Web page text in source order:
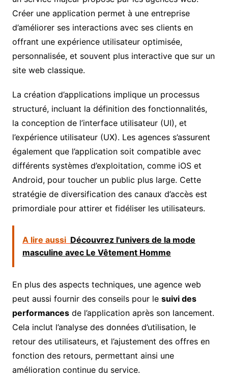
Créer une application permet à une entreprise
d’améliorer ses interactions avec ses clients en
offrant une expérience utilisateur optimisée,
personnalisée, et souvent plus interactive que sur un
site web classique.
La création d’applications implique un processus
structuré, incluant la définition des fonctionnalités,
la conception de l’interface utilisateur (UI), et
l’expérience utilisateur (UX). Les agences s’assurent
également que l’application soit compatible avec
différents systèmes d’exploitation, comme iOS et
Android, pour toucher un public plus large. Cette
stratégie de diversification des canaux d’accès est
primordiale pour attirer et fidéliser les utilisateurs.
A lire aussi Découvrez l'univers de la mode
masculine avec Le Vêtement Homme
En plus des aspects techniques, une agence web
peut aussi fournir des conseils pour le suivi des
performancesde l’application après son lancement.
Cela inclut l’analyse des données d’utilisation, le
retour des utilisateurs, et l’ajustement des offres en
fonction des retours, permettant ainsi une
amélioration continue du service.